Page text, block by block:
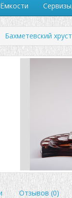
Ёмкости
Бахметевский
Отзывов (0)